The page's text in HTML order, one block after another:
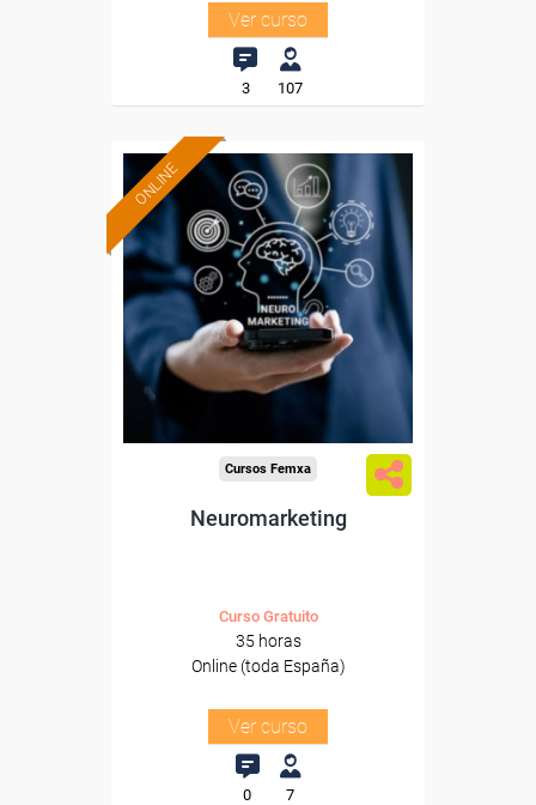
Ver curso
3 107
ONLINE
Formación 100%
subvencionada.
Para desempleados,
trabajadores y autónomos.
Sector
-Comercio.
Cursos Femxa
Neuromarketing
Curso Gratuito
35 horas
Online (toda España)
Ver curso
0 7